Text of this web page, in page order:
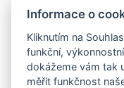
Informace o
Kliknutím na
funkční,
dokážeme vám tak
měřit funkčnost